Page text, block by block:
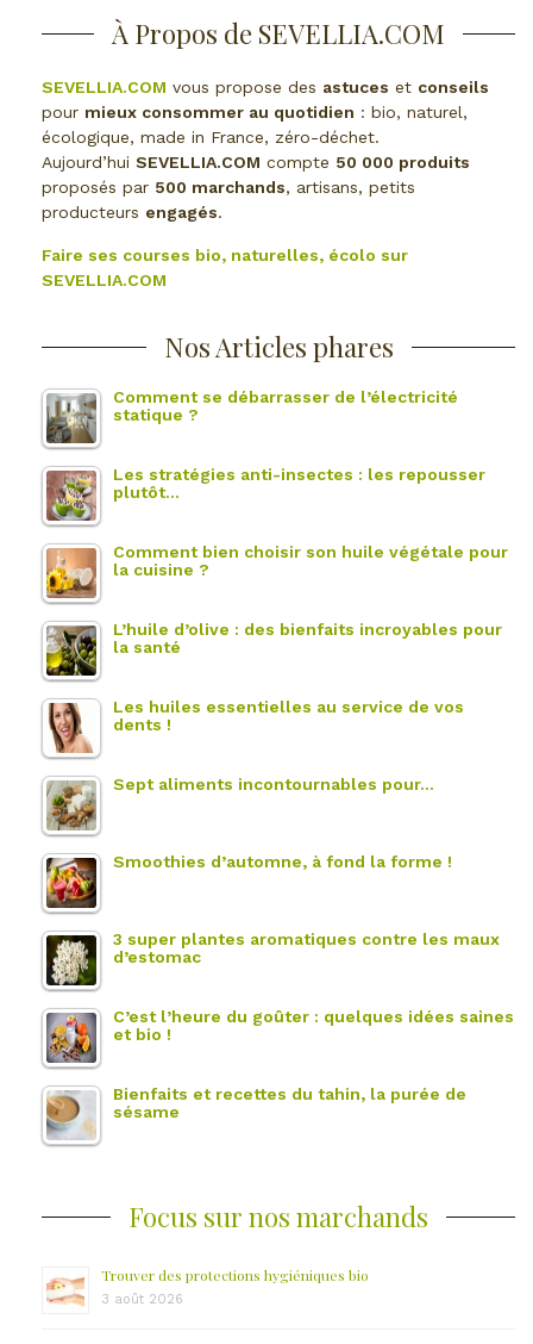
À Propos de SEVELLIA.COM
SEVELLIA.COM vous propose des astuces et conseils
pour mieux consommer au quotidien : bio, naturel,
écologique, made in France, zéro-déchet.
Aujourd’hui SEVELLIA.COM compte 50 000 produits
proposés par 500 marchands, artisans, petits
producteurs engagés.
Faire ses courses bio, naturelles, écolo sur
SEVELLIA.COM
Nos Articles phares
Comment se débarrasser de l’électricité
statique ?
Les stratégies anti-insectes : les repousser
plutôt…
Comment bien choisir son huile végétale pour
la cuisine ?
L’huile d’olive : des bienfaits incroyables pour
la santé
Les huiles essentielles au service de vos
dents !
Sept aliments incontournables pour…
Smoothies d’automne, à fond la forme !
3 super plantes aromatiques contre les maux
d’estomac
C’est l’heure du goûter : quelques idées saines
et bio !
Bienfaits et recettes du tahin, la purée de
sésame
Focus sur nos marchands
Trouver des protections hygiéniques bio
3 août 2026